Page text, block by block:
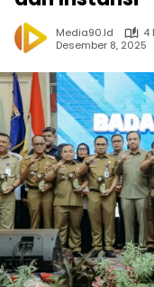
Media90.id
4
Desember 8, 2025